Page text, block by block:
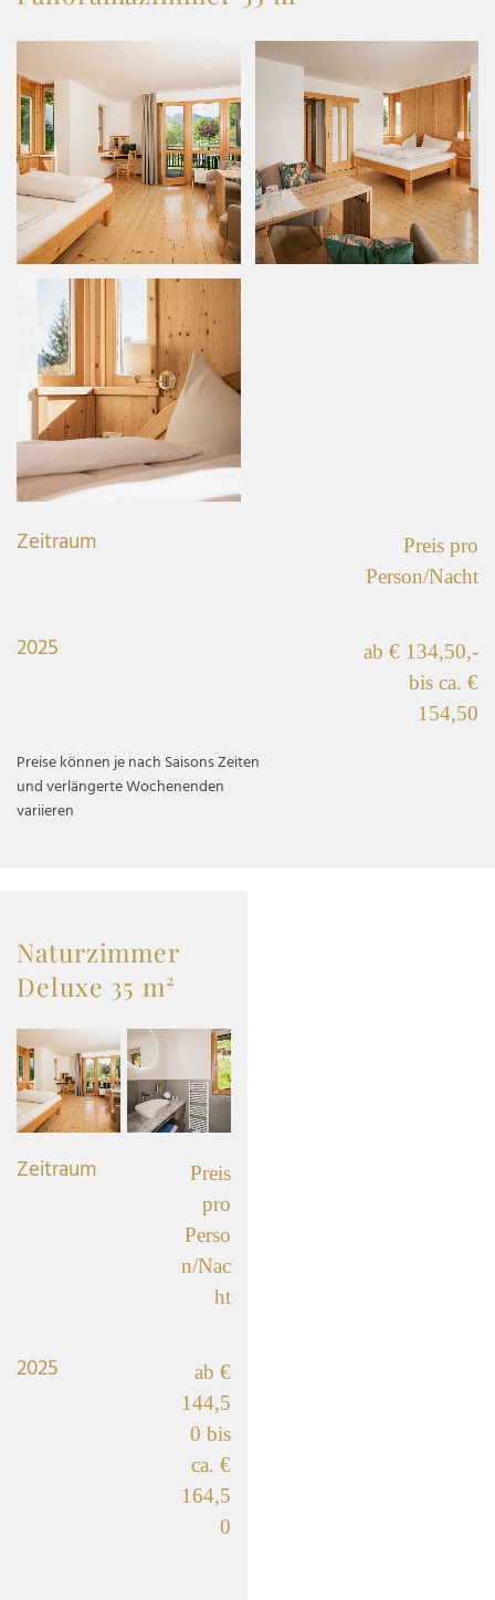
Zeitraum
Preis pro
Person/Nacht
2025
ab € 134,50,-
bis ca. €
154,50
Preise können je nach Saisons Zeiten
und verlängerte Wochenenden
variieren
Naturzimmer
Deluxe 35 m²
Zeitraum
Preis
pro
Perso
n/Nac
ht
2025
ab €
144,5
0 bis
ca. €
164,5
0